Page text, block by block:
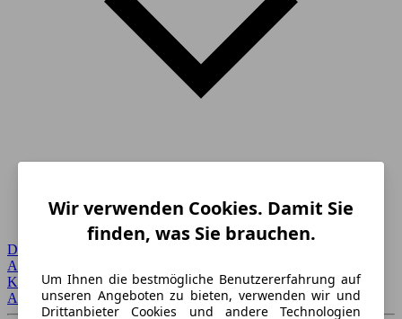
Detailsuche
Alle Marken
Karosserie
Angebote vor Ort
Wir verwenden Cookies. Damit Sie
finden, was Sie brauchen.
Um Ihnen die bestmögliche Benutzererfahrung auf
unseren Angeboten zu bieten, verwenden wir und
Drittanbieter Cookies und andere Technologien